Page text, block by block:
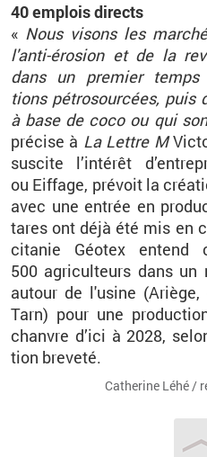
40em­plois di­rects
« Nous vi­sons les
l'anti-éro­sion et de la
dans un pre­mier
tions pé­trosour­cées, puis
à base de coco ou qui
pré­cise à La Lettre M
sus­cite l’in­té­rêt
ou Eif­fage, pré­voit la
avec une en­trée en
tares ont déjà été mis en
ci­ta­nie Géo­texen­tend
500 agri­cul­teurs dans un
au­tour de l'usine (Ariège,
Tarn) pour une
chanvre d’ici à 2028,
tion bre­veté.
Ca­the­rine Léhé /